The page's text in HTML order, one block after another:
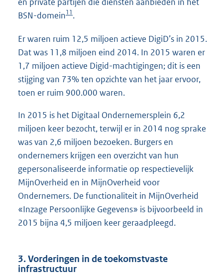
en private partijen die diensten aanbieden in het
BSN-domein11.
Er waren ruim 12,5 miljoen actieve DigiD’s in 2015.
Dat was 11,8 miljoen eind 2014. In 2015 waren er
1,7 miljoen actieve Digid-machtigingen; dit is een
stijging van 73% ten opzichte van het jaar ervoor,
toen er ruim 900.000 waren.
In 2015 is het Digitaal Ondernemersplein 6,2
miljoen keer bezocht, terwijl er in 2014 nog sprake
was van 2,6 miljoen bezoeken. Burgers en
ondernemers krijgen een overzicht van hun
gepersonaliseerde informatie op respectievelijk
MijnOverheid en in MijnOverheid voor
Ondernemers. De functionaliteit in MijnOverheid
«Inzage Persoonlijke Gegevens» is bijvoorbeeld in
2015 bijna 4,5 miljoen keer geraadpleegd.
3. Vorderingen in de toekomstvaste
infrastructuur